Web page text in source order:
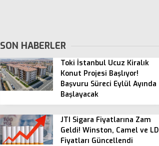
SON HABERLER
Toki İstanbul Ucuz Kiralık
Konut Projesi Başlıyor!
Başvuru Süreci Eylül Ayında
Başlayacak
JTI Sigara Fiyatlarına Zam
Geldi! Winston, Camel ve LD
Fiyatları Güncellendi